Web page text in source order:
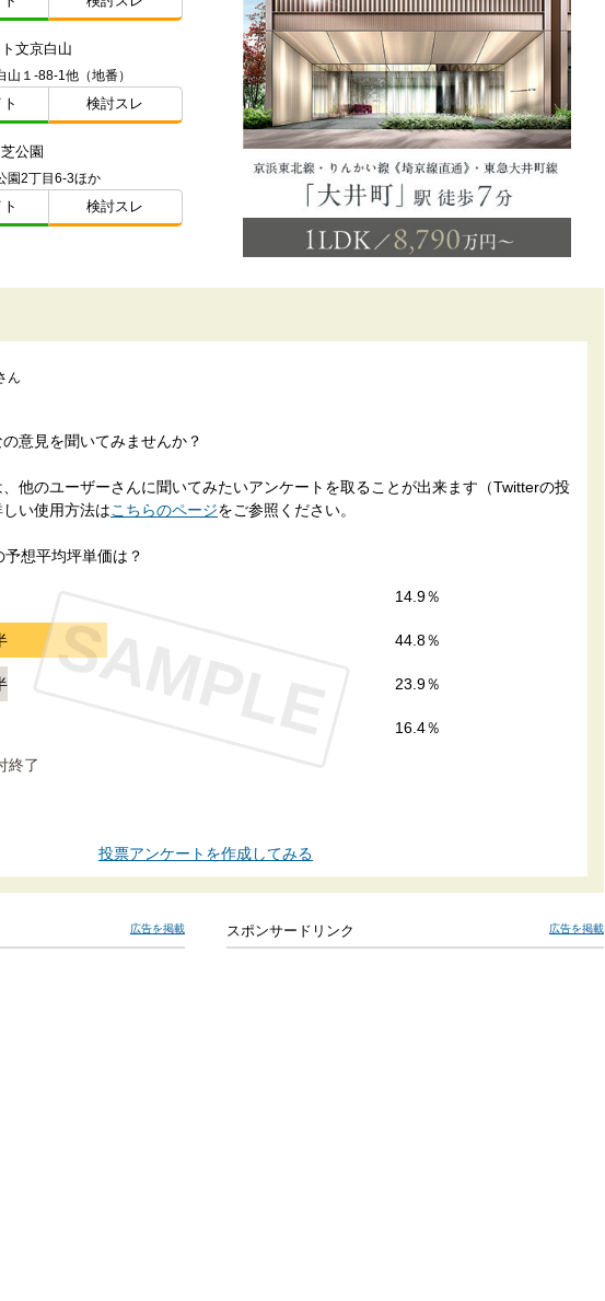
文京白山
山１-88-1他（地番）
検討スレ
公園
園2丁目6-3ほか
検討スレ
ん
意見を聞いてみませんか？
他のユーザーさんに聞いてみたいアンケートを取ることが出来ます（Twitterの投
い使用方法は こちらのページをご参照ください。
想平均坪単価は？
14.9％
44.8％
23.9％
16.4％
終了
SAMPLE
投票アンケートを作成してみる
広告を掲載 スポンサードリンク 広告を掲載